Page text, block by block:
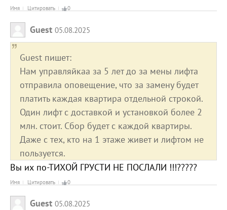
Имя Цитировать 0
Guest 05.08.2025
Guest пишет:
Нам управляйкаа за 5 лет до за мены лифта
отправила оповещение, что за замену будет
платить каждая квартира отдельной строкой.
Один лифт с доставкой и установкой более 2
млн. стоит. Сбор будет с каждой квартиры.
Даже с тех, кто на 1 этаже живет и лифтом не
пользуется.
Вы их по-ТИХОЙ ГРУСТИ НЕ ПОСЛАЛИ !!!?????
Имя Цитировать 0
Guest 05.08.2025